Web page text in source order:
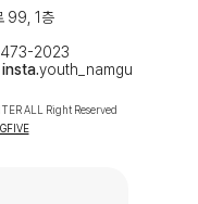
99, 1층
2023
insta.youth_namgu
ALL Right Reserved